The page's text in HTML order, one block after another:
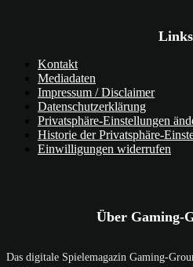
Links
Kontakt
Mediadaten
Impressum / Disclaimer
Datenschutzerklärung
Privatsphäre-Einstellungen
Historie der Privatsphäre-
Einwilligungen widerrufen
Über Gaming-
Das digitale Spielemagazin Gaming-